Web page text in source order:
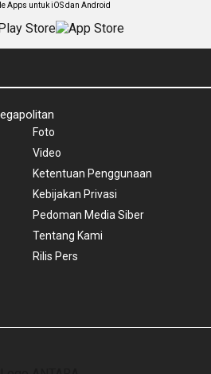
Apps untuk iOS dan Android
Foto
Video
Ketentuan Penggunaan
Kebijakan Privasi
Pedoman Media Siber
Tentang Kami
Rilis Pers